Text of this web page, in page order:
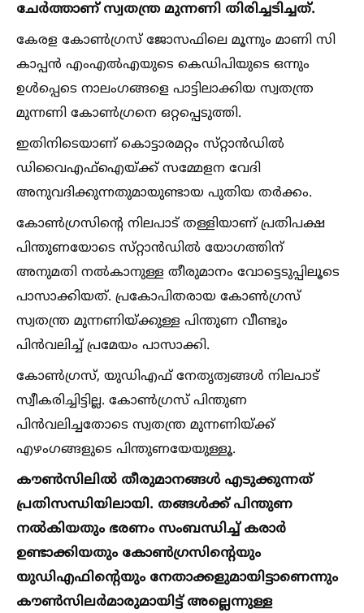
ചേർത്താണ്‌ സ്വതന്ത്ര മുന്നണി തിരിച്ചടിച്ചത്‌.
കേരള കോണ്‍ഗ്രസ്‌ ജോസഫിലെ മൂന്നും മാണി സി
കാപ്പൻ എംഎല്‍എയുടെ കെഡിപിയുടെ ഒന്നും
ഉള്‍പ്പെടെ നാലംഗങ്ങളെ പാട്ടിലാക്കിയ സ്വതന്ത്ര
മുന്നണി കോണ്‍ഗ്രനെ ഒറ്റപ്പെടുത്തി.
ഇതിനിടെയാണ്‌ കൊട്ടാരമറ്റം സ്‌റ്റാൻഡില്‍
ഡിവൈഎഫ്‌ഐയ്‌ക്ക്‌ സമ്മേളന വേദി
അനുവദിക്കുന്നതുമായുണ്ടായ പുതിയ തർക്കം.
കോണ്‍ഗ്രസിന്റെ നിലപാട്‌ തള്ളിയാണ്‌ പ്രതിപക്ഷ
പിന്തുണയോടെ സ്‌റ്റാൻഡില്‍ യോഗത്തിന്‌
അനുമതി നല്‍കാനുള്ള തീരുമാനം വോട്ടെടുപ്പിലൂടെ
പാസാക്കിയത്‌. പ്രകോപിതരായ കോണ്‍ഗ്രസ്‌
സ്വതന്ത്ര മുന്നണിയ്‌ക്കുള്ള പിന്തുണ വീണ്ടും
പിൻവലിച്ച്‌ പ്രമേയം പാസാക്കി.
കോണ്‍ഗ്രസ്‌, യുഡിഎഫ്‌ നേതൃത്വങ്ങള്‍ നിലപാട്‌
സ്വീകരിച്ചിട്ടില്ല. കോണ്‍ഗ്രസ്‌ പിന്തുണ
പിൻവലിച്ചതോടെ സ്വതന്ത്ര മുന്നണിയ്‌ക്ക്‌
എഴംഗങ്ങളുടെ പിന്തുണയേയുള്ളൂ.
ക‍ൗണ്‍സിലില്‍ തീരുമാനങ്ങള്‍ എടുക്കുന്നത്‌
പ്രതിസന്ധിയിലായി. തങ്ങള്‍ക്ക്‌ പിന്തുണ
നല്‍കിയതും ഭരണം സംബന്ധിച്ച്‌ കരാർ
ഉണ്ടാക്കിയതും കോണ്‍ഗ്രസിന്റെയും
യുഡിഎഫിന്റെയും നേതാക്കളുമായിട്ടാണെന്നും
കൗണ്‍സിലർമാരുമായിട്ട്‌ അല്ലെന്നുള്ള